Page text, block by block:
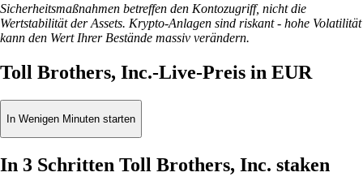
Sicherheitsmaßnahmen betreffen den Kontozugriff, nicht die
Wertstabilität der Assets. Krypto-Anlagen sind riskant - hohe Volatilität
kann den Wert Ihrer Bestände massiv verändern.
Toll Brothers, Inc.-Live-Preis in EUR
In Wenigen Minuten starten
In 3 Schritten Toll Brothers, Inc. staken